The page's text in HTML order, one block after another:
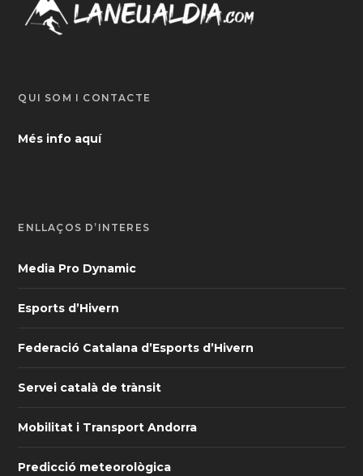
QUI SOM I CONTACTE
Més info aquí
ENLLAÇOS D’INTERÈS
Media Pro Dynamic
Esports d’Hivern
Federació Catalana d’Esports d’Hivern
Servei català de trànsit
Mobilitat i Transport Andorra
Predicció meteorològica